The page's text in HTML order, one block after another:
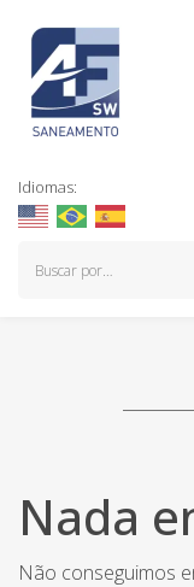
Idiomas:
Nada
Não conseguimos